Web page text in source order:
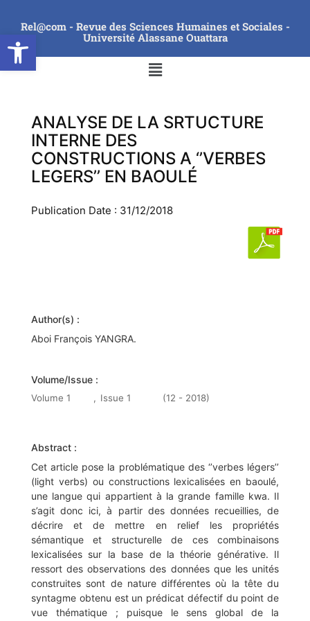
Ouvrir la barre d’outils
Rel@com - Revue des Sciences Humaines et Sociales -
Université Alassane Ouattara
ANALYSE DE LA SRTUCTURE
INTERNE DES
CONSTRUCTIONS A ‘’VERBES
LEGERS’’ EN BAOULÉ
Publication Date : 31/12/2018
Author(s) :
Aboi François YANGRA.
Volume/Issue :
Volume 1 , Issue 1 (12 - 2018)
Abstract :
Cet article pose la problématique des ‘’verbes légers’’
(light verbs) ou constructions lexicalisées en baoulé,
une langue qui appartient à la grande famille kwa. Il
s’agit donc ici, à partir des données recueillies, de
décrire et de mettre en relief les propriétés
sémantique et structurelle de ces combinaisons
lexicalisées sur la base de la théorie générative. Il
ressort des observations des données que les unités
construites sont de nature différentes où la tête du
syntagme obtenu est un prédicat défectif du point de
vue thématique ; puisque le sens global de la